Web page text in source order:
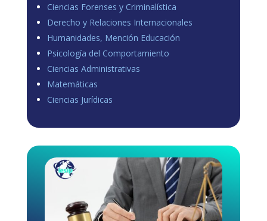
Load more
Ciencias Forenses y Criminalística
Derecho y Relaciones Internacionales
Humanidades, Mención Educación
Psicología del Comportamiento
Ciencias Administrativas
Matemáticas
Ciencias Jurídicas